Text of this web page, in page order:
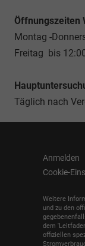
Öffnungszeiten
Montag -
Freitag bis
Täglich nach
Anmelden
Cookie-
Weitere
und zu den
dem
offiziellen